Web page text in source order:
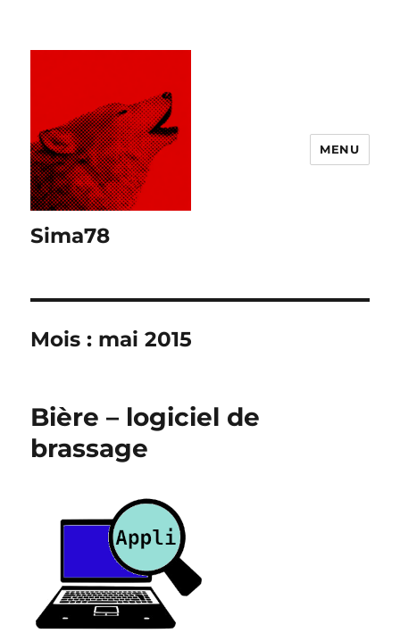
Sima78
MENU
Mois : mai 2015
Bière – logiciel de
brassage